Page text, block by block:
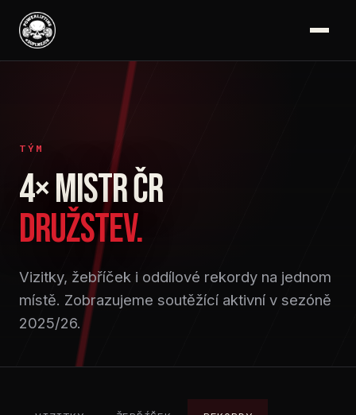
TÝM
4× MISTR ČR
DRUŽSTEV.
Vizitky, žebříček i oddílové rekordy na jednom
místě. Zobrazujeme soutěžící aktivní v sezóně
2025/26.